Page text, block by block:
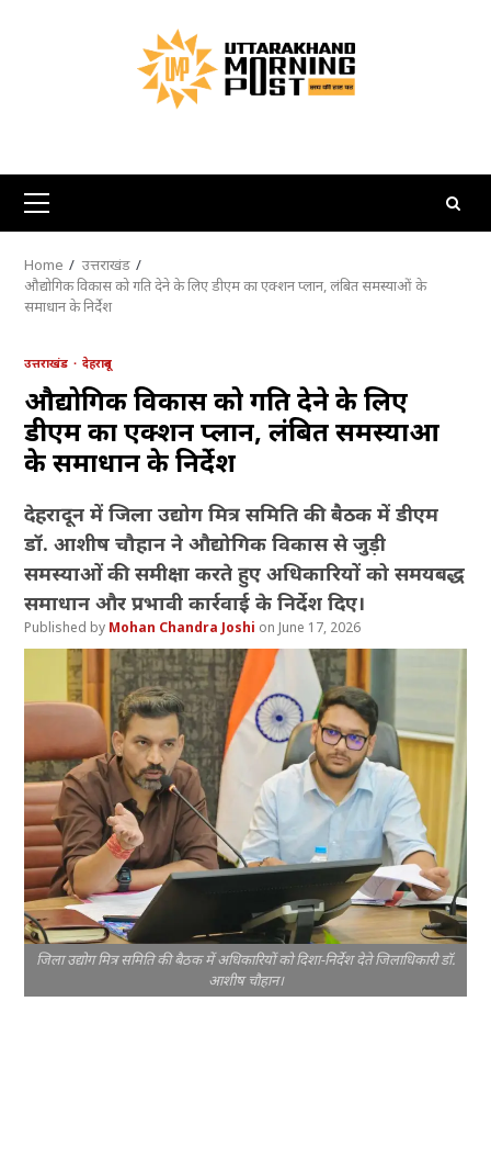
Primary
Menu
Home
उत्तराखंड
औद्योगिक विकास को गति देने के लिए डीएम का एक्शन प्लान, लंबित समस्याओं के
समाधान के निर्देश
उत्तराखंड देहरादून
औद्योगिक विकास को गति देने के लिए
डीएम का एक्शन प्लान, लंबित समस्याओं
के समाधान के निर्देश
देहरादून में जिला उद्योग मित्र समिति की बैठक में डीएम
डॉ. आशीष चौहान ने औद्योगिक विकास से जुड़ी
समस्याओं की समीक्षा करते हुए अधिकारियों को समयबद्ध
समाधान और प्रभावी कार्रवाई के निर्देश दिए।
Mohan Chandra Joshi June 17, 2026
जिला उद्योग मित्र समिति की बैठक में अधिकारियों को दिशा-निर्देश देते जिलाधिकारी डॉ.
आशीष चौहान।